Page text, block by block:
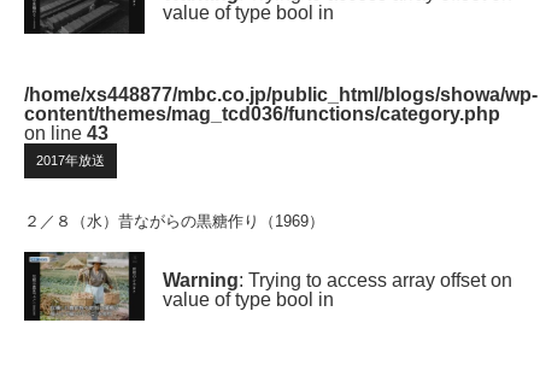
value of type bool in
/home/xs448877/mbc.co.jp/public_html/blogs/showa/wp-
content/themes/mag_tcd036/functions/category.php
on line 43
2017年放送
２／８（水）昔ながらの黒糖作り（1969）
Warning: Trying to access array offset on
value of type bool in